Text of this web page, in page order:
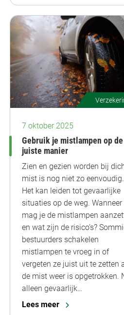
7 oktober 2025
Gebruik je mistlampen op de
juiste manier
Zien en gezien worden bij
mist is nog niet zo eenvoudig.
Het kan leiden tot gevaarlijke
situaties op de weg. Wanneer
mag je de mistlampen
en wat zijn de risico’s?
bestuurders schakelen
mistlampen te vroeg in of
vergeten ze juist uit te zetten
de mist weer is opgetrokken.
alleen gevaarlijk…
Lees meer